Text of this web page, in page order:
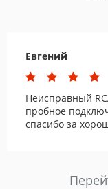
Евгений
Неисправный
пробное
спасибо за